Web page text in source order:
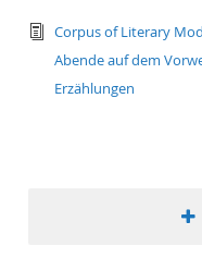
text/
Corpus of Literary
Abende auf dem
Erzählungen